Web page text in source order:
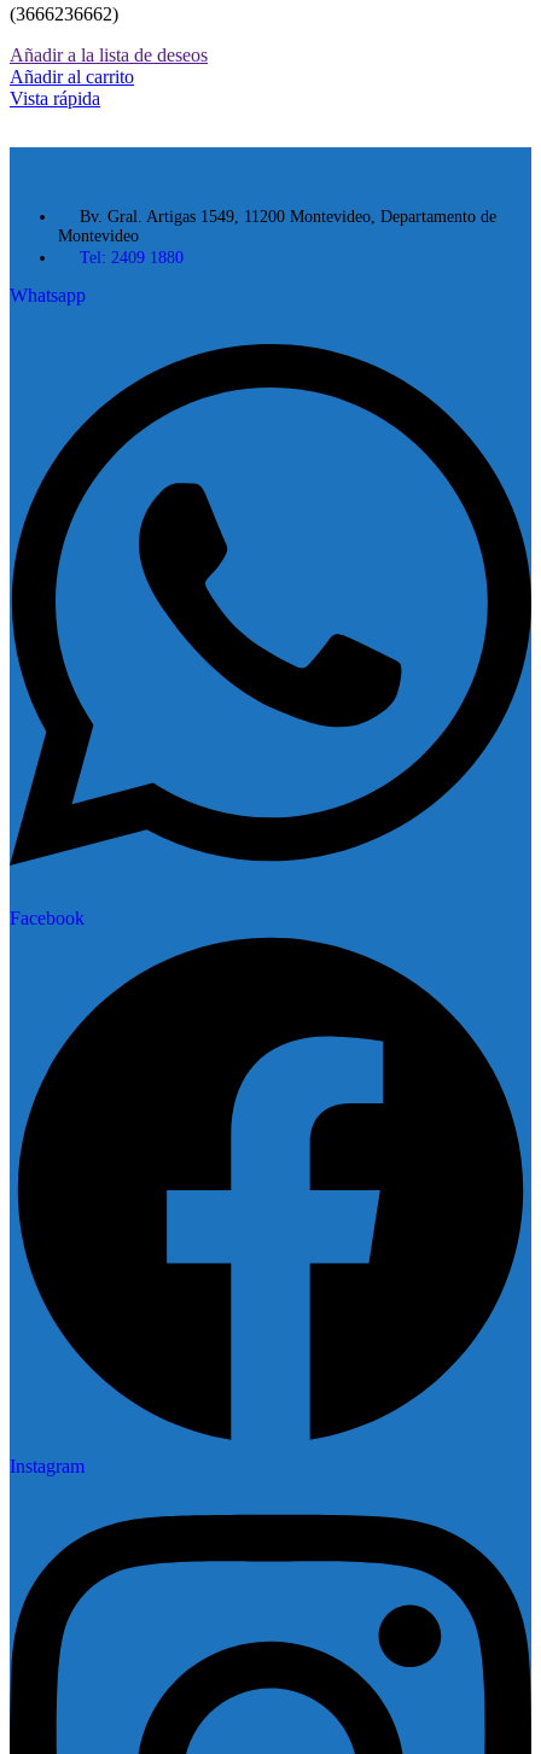
(3666236662)
Añadir a la lista de deseos
Añadir al carrito
Vista rápida
Bv. Gral. Artigas 1549, 11200 Montevideo, Departamento de
Montevideo
Tel: 2409 1880
Whatsapp
Facebook
Instagram